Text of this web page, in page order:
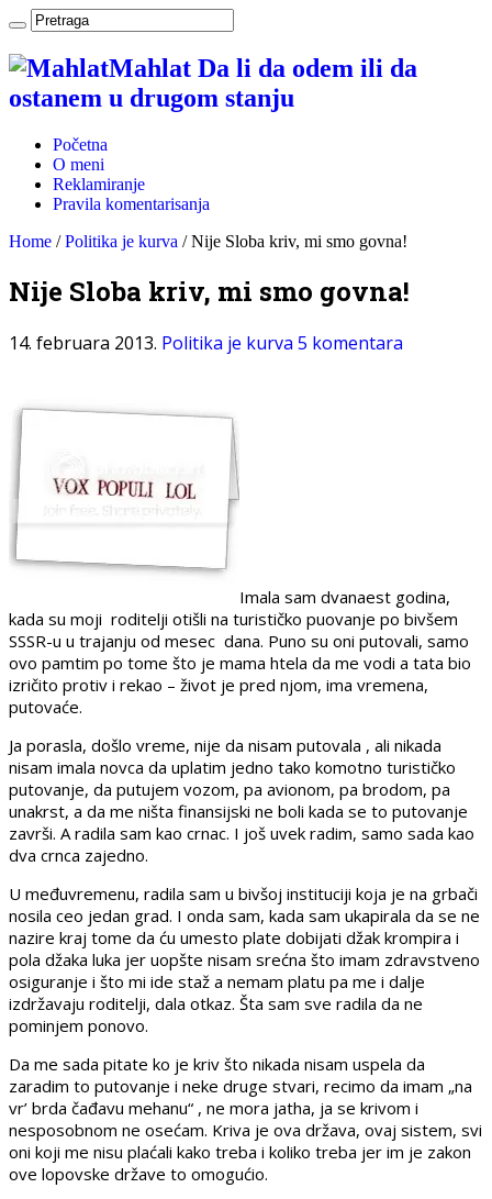
Mahlat Da li da odem ili da
ostanem u drugom stanju
Početna
O meni
Reklamiranje
Pravila komentarisanja
Home / Politika je kurva / Nije Sloba kriv, mi smo govna!
Nije Sloba kriv, mi smo govna!
14. februara 2013. Politika je kurva 5 komentara
Imala sam dvanaest godina,
kada su moji roditelji otišli na turističko puovanje po bivšem
SSSR-u u trajanju od mesec dana. Puno su oni putovali, samo
ovo pamtim po tome što je mama htela da me vodi a tata bio
izričito protiv i rekao – život je pred njom, ima vremena,
putovaće.
Ja porasla, došlo vreme, nije da nisam putovala , ali nikada
nisam imala novca da uplatim jedno tako komotno turističko
putovanje, da putujem vozom, pa avionom, pa brodom, pa
unakrst, a da me ništa finansijski ne boli kada se to putovanje
završi. A radila sam kao crnac. I još uvek radim, samo sada kao
dva crnca zajedno.
U međuvremenu, radila sam u bivšoj instituciji koja je na grbači
nosila ceo jedan grad. I onda sam, kada sam ukapirala da se ne
nazire kraj tome da ću umesto plate dobijati džak krompira i
pola džaka luka jer uopšte nisam srećna što imam zdravstveno
osiguranje i što mi ide staž a nemam platu pa me i dalje
izdržavaju roditelji, dala otkaz. Šta sam sve radila da ne
pominjem ponovo.
Da me sada pitate ko je kriv što nikada nisam uspela da
zaradim to putovanje i neke druge stvari, recimo da imam „na
vr’ brda čađavu mehanu“ , ne mora jatha, ja se krivom i
nesposobnom ne osećam. Kriva je ova država, ovaj sistem, svi
oni koji me nisu plaćali kako treba i koliko treba jer im je zakon
ove lopovske države to omogućio.